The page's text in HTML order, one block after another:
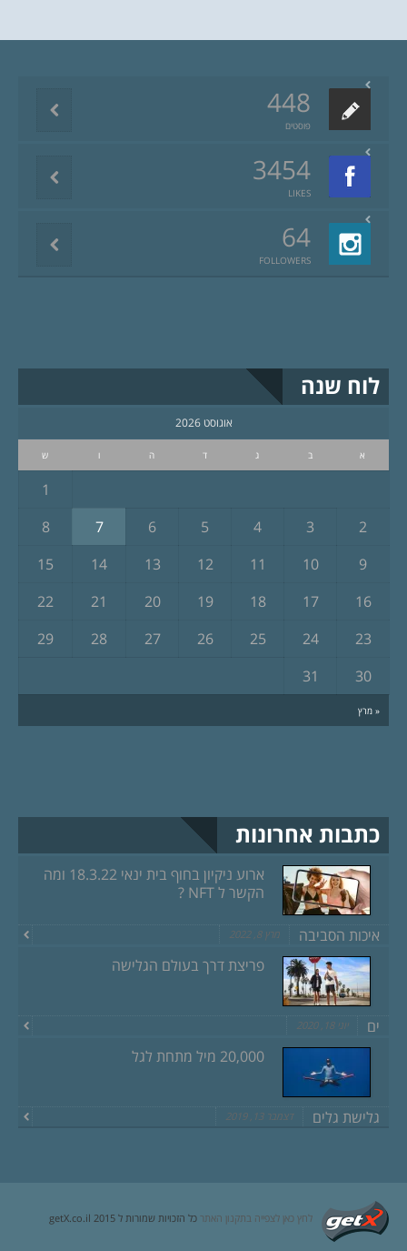
448
פוסטים
3454
LIKES
64
FOLLOWERS
לוח שנה
אוגוסט 2026
א ב ג ד ה ו ש
« מרץ
1
2
3
4
5
6
7
8
9
10
11
12
13
14
15
16
17
18
19
20
21
22
23
24
25
26
27
28
29
30
31
כתבות אחרונות
ארוע ניקיון בחוף בית ינאי 18.3.22 ומה
הקשר ל NFT ?
איכות הסביבה מרץ 8, 2022
פריצת דרך בעולם הגלישה
ים יוני 18, 2020
20,000 מיל מתחת לגל
גלישת גלים דצמבר 13, 2019
לחץ כאן לצפייה בתקנון האתר כל הזכויות שמורות ל getX.co.il 2015